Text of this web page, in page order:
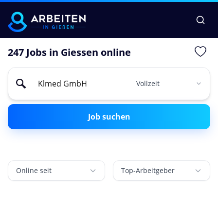
247 Jobs in Giessen online
Job suchen
Online seit Top-Arbeitgeber